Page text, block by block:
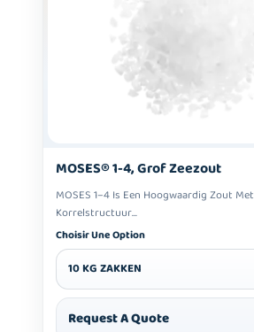
MOSES® 1-4, Grof Zeezout
MOSES 1–4 Is Een Hoogwaardig Zout
Korrelstructuur...
Choisir Une Option
10 KG ZAKKEN
Request A Quote